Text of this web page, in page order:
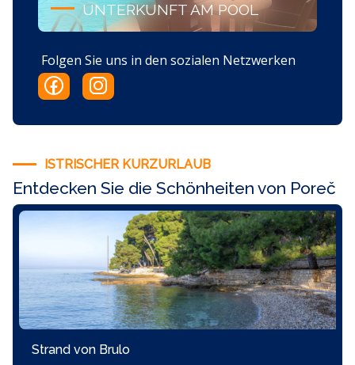
UNTERKUNFT AM POOL
Folgen Sie uns in den sozialen Netzwerken
ISTRISCHER KURZURLAUB
Entdecken Sie die Schönheiten von Poreč
Strand von Brulo